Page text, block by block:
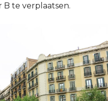
B te verplaatsen.